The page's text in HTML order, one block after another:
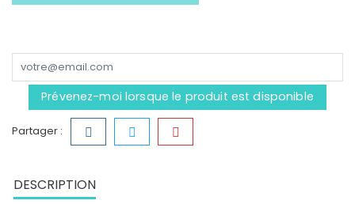
Prévenez-moi lorsque le produit est disponible
Partager :
DESCRIPTION